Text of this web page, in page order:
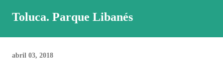
Toluca. Parque Libanés
abril 03, 2018